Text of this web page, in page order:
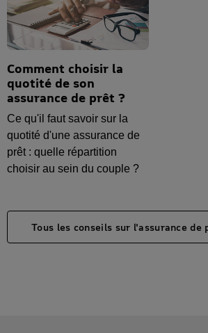
Comment choisir la
quotité de son
assurance de prêt ?
Ce qu'il faut savoir sur la
quotité d'une assurance de
prêt : quelle répartition
choisir au sein du couple ?
Tous les conseils sur l'assurance